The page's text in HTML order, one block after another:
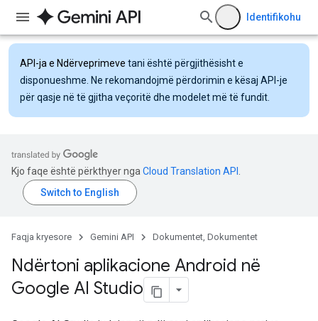
Identifikohu
API-ja e Ndërveprimeve tani është përgjithësisht e
disponueshme. Ne rekomandojmë përdorimin e kësaj API-je
për qasje në të gjitha veçoritë dhe modelet më të fundit.
Kjo faqe është përkthyer nga Cloud Translation API
Faqja kryesore Gemini API Dokumentet, Dokumentet
Ndërtoni aplikacione Android në
Google AI Studio